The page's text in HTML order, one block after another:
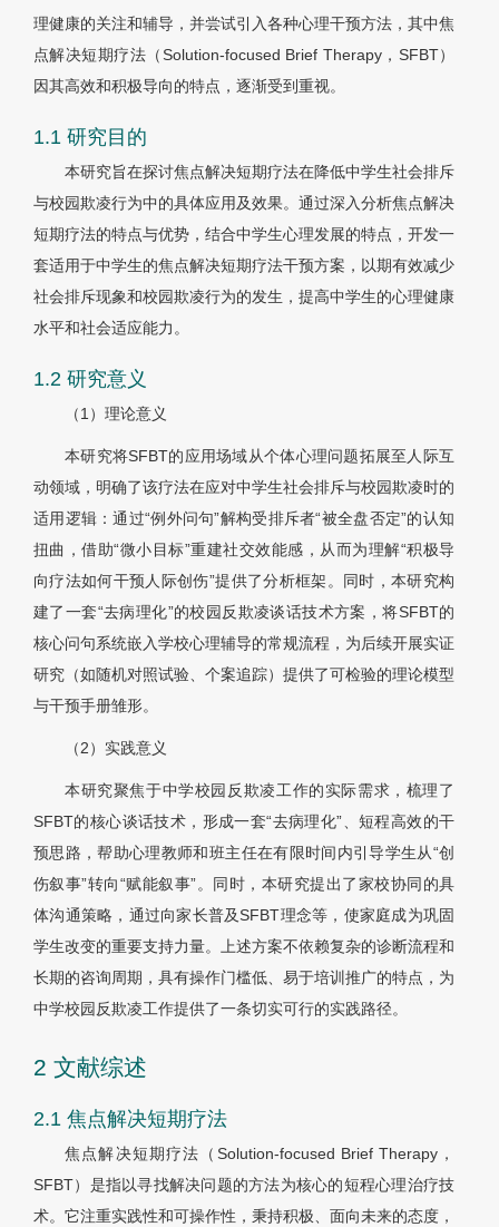
理健康的关注和辅导，并尝试引入各种心理干预方法，其中焦
点解决短期疗法（Solution-focused Brief Therapy，SFBT）
因其高效和积极导向的特点，逐渐受到重视。
1.1 研究目的
本研究旨在探讨焦点解决短期疗法在降低中学生社会排斥
与校园欺凌行为中的具体应用及效果。通过深入分析焦点解决
短期疗法的特点与优势，结合中学生心理发展的特点，开发一
套适用于中学生的焦点解决短期疗法干预方案，以期有效减少
社会排斥现象和校园欺凌行为的发生，提高中学生的心理健康
水平和社会适应能力。
1.2 研究意义
（1）理论意义
本研究将SFBT的应用场域从个体心理问题拓展至人际互
动领域，明确了该疗法在应对中学生社会排斥与校园欺凌时的
适用逻辑：通过“例外问句”解构受排斥者“被全盘否定”的认知
扭曲，借助“微小目标”重建社交效能感，从而为理解“积极导
向疗法如何干预人际创伤”提供了分析框架。同时，本研究构
建了一套“去病理化”的校园反欺凌谈话技术方案，将SFBT的
核心问句系统嵌入学校心理辅导的常规流程，为后续开展实证
研究（如随机对照试验、个案追踪）提供了可检验的理论模型
与干预手册雏形。
（2）实践意义
本研究聚焦于中学校园反欺凌工作的实际需求，梳理了
SFBT的核心谈话技术，形成一套“去病理化”、短程高效的干
预思路，帮助心理教师和班主任在有限时间内引导学生从“创
伤叙事”转向“赋能叙事”。同时，本研究提出了家校协同的具
体沟通策略，通过向家长普及SFBT理念等，使家庭成为巩固
学生改变的重要支持力量。上述方案不依赖复杂的诊断流程和
长期的咨询周期，具有操作门槛低、易于培训推广的特点，为
中学校园反欺凌工作提供了一条切实可行的实践路径。
2 文献综述
2.1 焦点解决短期疗法
焦点解决短期疗法（Solution-focused Brief Therapy，
SFBT）是指以寻找解决问题的方法为核心的短程心理治疗技
术。它注重实践性和可操作性，秉持积极、面向未来的态度，